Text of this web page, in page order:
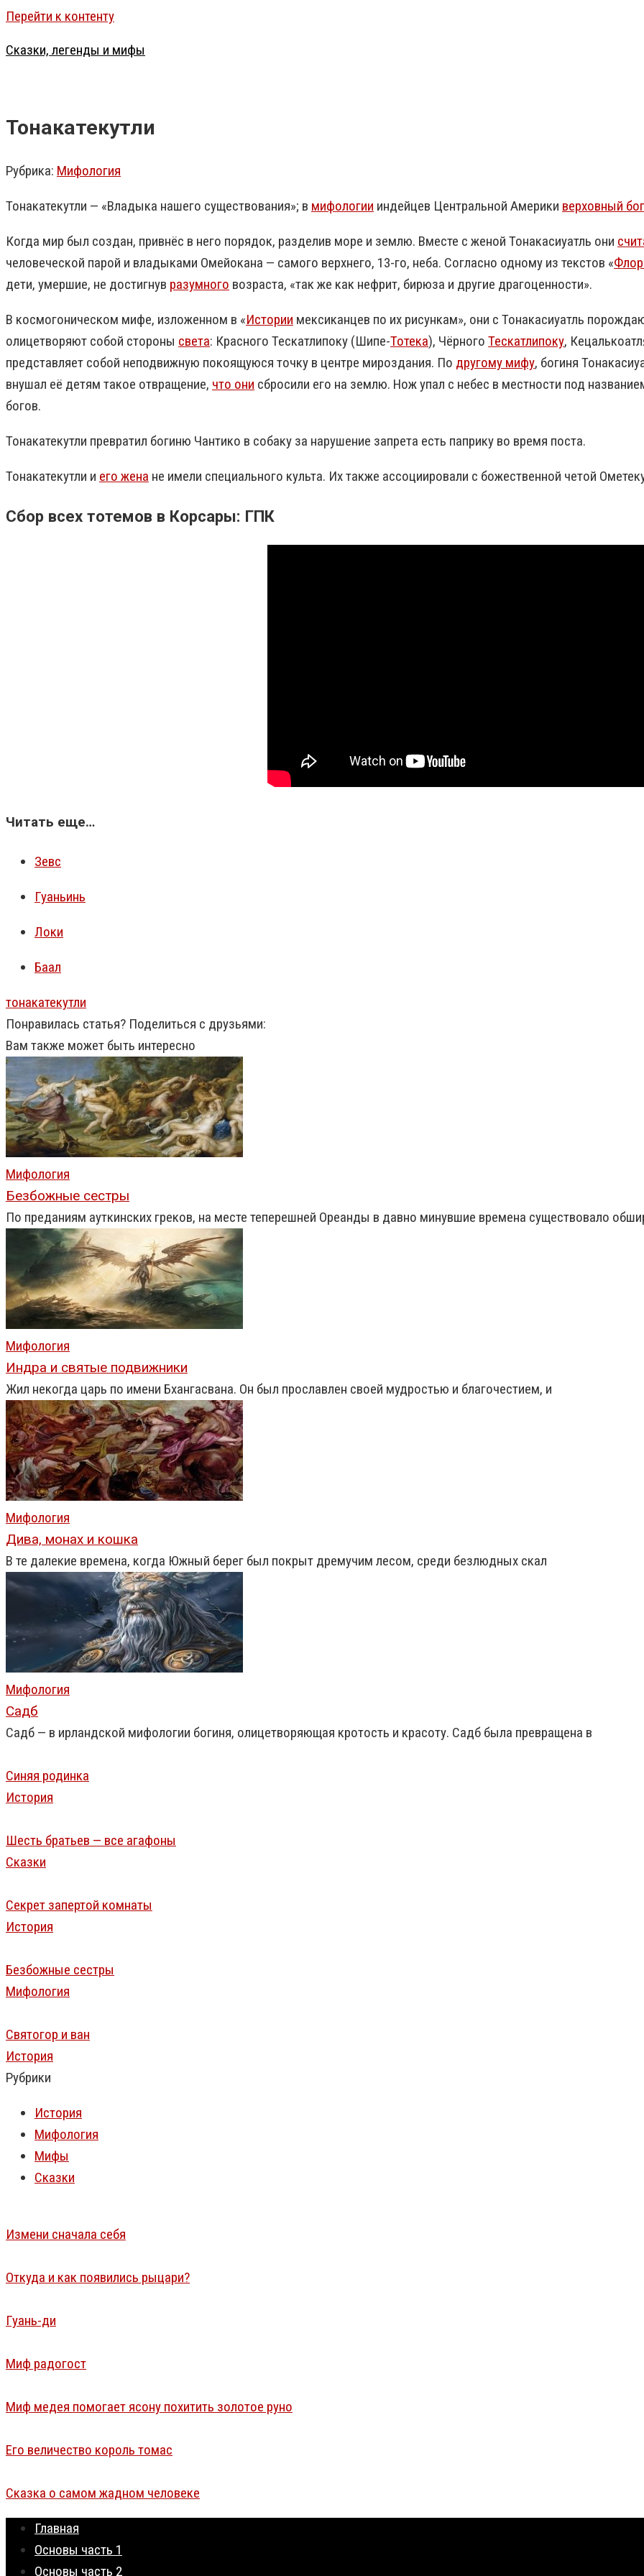
Перейти к контенту
Сказки, легенды и мифы
Тонакатекутли
Рубрика: Мифология
Тонакатекутли — «Владыка нашего существования»; в мифологии индейцев Центральной Америки верховный бог
Когда мир был создан, привнёс в него порядок, разделив море и землю. Вместе с женой Тонакасиуатль они
человеческой парой и владыками Омейокана — самого верхнего, 13-го, неба. Согласно одному из текстов «
дети, умершие, не достигнув разумного возраста, «так же как нефрит, бирюза и другие драгоценности».
В космогоническом мифе, изложенном в «Истории мексиканцев по их рисункам», они с Тонакасиуатль
олицетворяют собой стороны света: Красного Тескатлипоку (Шипе-Тотека), Чёрного Тескатлипоку,
представляет собой неподвижную покоящуюся точку в центре мироздания. По другому мифу, богиня
внушал её детям такое отвращение, что они сбросили его на землю. Нож упал с небес в местности под
богов.
Тонакатекутли превратил богиню Чантико в собаку за нарушение запрета есть паприку во время поста.
Тонакатекутли и его жена не имели специального культа. Их также ассоциировали с божественной четой
Сбор всех тотемов в Корсары: ГПК
Читать еще…
Зевс
Гуаньинь
Локи
Баал
тонакатекутли
Понравилась статья? Поделиться с друзьями:
Вам также может быть интересно
Мифология
Безбожные сестры
По преданиям ауткинских греков, на месте теперешней Ореанды в давно минувшие времена существовало
Мифология
Индра и святые подвижники
Жил некогда царь по имени Бхангасвана. Он был прославлен своей мудростью и благочестием, и
Мифология
Дива, монах и кошка
В те далекие времена, когда Южный берег был покрыт дремучим лесом, среди безлюдных скал
Мифология
Садб
Садб — в ирландской мифологии богиня, олицетворяющая кротость и красоту. Садб была превращена в
Синяя родинка
История
Шесть братьев — все агафоны
Сказки
Секрет запертой комнаты
История
Безбожные сестры
Мифология
Святогор и ван
История
Рубрики
История
Мифология
Мифы
Сказки
Измени сначала себя
Откуда и как появились рыцари?
Гуань-ди
Миф радогост
Миф медея помогает ясону похитить золотое руно
Его величество король томас
Сказка о самом жадном человеке
Главная
Основы часть 1
Основы часть 2